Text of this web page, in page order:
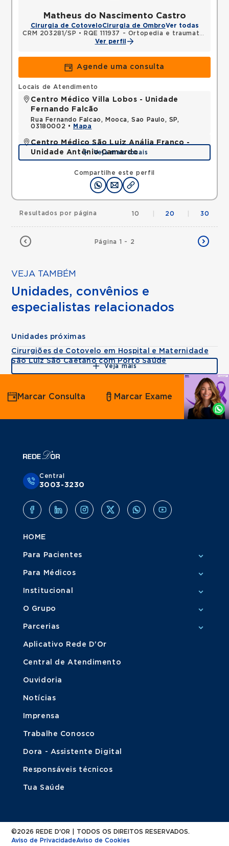
Matheus do Nascimento Castro
Cirurgia de CotoveloCirurgia de OmbroVer todas
CRM 203281/SP •
RQE 111937 - Ortopedia e traumatologia
Ver perfil
Agende uma consulta
Compartilhe este perfil
Locais de Atendimento
Centro Médico Villa Lobos - Unidade
Fernando Falcão
Rua Fernando Falcao, Mooca, Sao Paulo, SP,
03180002 •
Mapa
Centro Médico São Luiz Anália Franco -
Unidade Antônio Camardo
Rua Antonio Camardo, Tatuape, Sao Paulo, SP,
Mapa
Veja mais locais
Página 1 - 2
Resultados por página 10 20 30
VEJA TAMBÉM
Unidades, convênios e
especialistas relacionados
Unidades próximas
Cirurgiões de Cotovelo em Hospital e Maternidade
São Luiz São Caetano com Porto Saúde
Veja mais
Agende
por
Whatsapp
Marcar Consulta Marcar Exame
Central
3003-3230
HOME
Para Pacientes
Para Médicos
Institucional
O Grupo
Parcerias
Aplicativo Rede D'Or
Central de Atendimento
Ouvidoria
Notícias
Imprensa
Trabalhe Conosco
Dora - Assistente Digital
Responsáveis técnicos
Tua Saúde
©2026 REDE D'OR | TODOS OS DIREITOS RESERVADOS.
Aviso de PrivacidadeAviso de Cookies